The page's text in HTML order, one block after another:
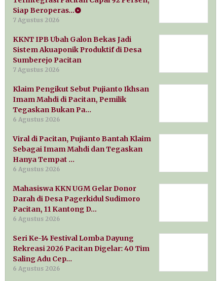
Siap Beroperas…
7 Agustus 2026
KKNT IPB Ubah Galon Bekas Jadi
Sistem Akuaponik Produktif di Desa
Sumberejo Pacitan
7 Agustus 2026
Klaim Pengikut Sebut Pujianto Ikhsan
Imam Mahdi di Pacitan, Pemilik
Tegaskan Bukan Pa…
6 Agustus 2026
Viral di Pacitan, Pujianto Bantah Klaim
Sebagai Imam Mahdi dan Tegaskan
Hanya Tempat …
6 Agustus 2026
Mahasiswa KKN UGM Gelar Donor
Darah di Desa Pagerkidul Sudimoro
Pacitan, 11 Kantong D…
6 Agustus 2026
Seri Ke-14 Festival Lomba Dayung
Rekreasi 2026 Pacitan Digelar: 40 Tim
Saling Adu Cep…
6 Agustus 2026